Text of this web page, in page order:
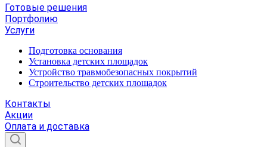
Готовые решения
Портфолию
Услуги
Подготовка основания
Установка детских площадок
Устройство травмобезопасных покрытий
Строительство детских площадок
Контакты
Акции
Оплата и доставка